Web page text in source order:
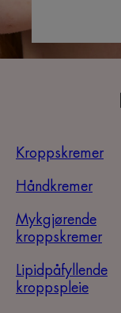
Kroppskremer
Håndkremer
Mykgjørende
kroppskremer
Lipidpåfyllende
kroppspleie